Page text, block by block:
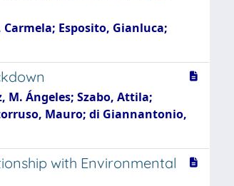
Esposito, Gianluca;
M. Ángeles; Szabo, Attila;
Mauro; di Giannantonio,
with Environmental